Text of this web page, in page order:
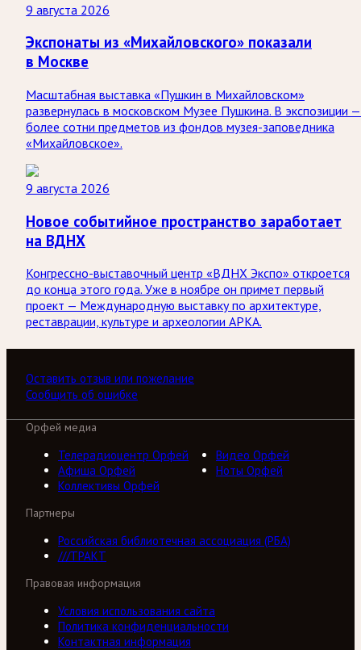
9 августа 2026
Экспонаты из «Михайловского» показали
в Москве
Масштабная выставка «Пушкин в Михайловском»
развернулась в московском Музее Пушкина. В экспозиции —
более сотни предметов из фондов музея-заповедника
«Михайловское».
9 августа 2026
Новое событийное пространство заработает
на ВДНХ
Конгрессно-выставочный центр «ВДНХ Экспо» откроется
до конца этого года. Уже в ноябре он примет первый
проект — Международную выставку по архитектуре,
реставрации, культуре и археологии АРКА.
Оставить отзыв или пожелание
Сообщить об ошибке
Орфей медиа
Телерадиоцентр Орфей
Видео Орфей
Афиша Орфей
Ноты Орфей
Коллективы Орфей
Партнеры
Российская библиотечная ассоциация (РБА)
///ТРАКТ
Правовая информация
Условия использования сайта
Политика конфиденциальности
Контактная информация